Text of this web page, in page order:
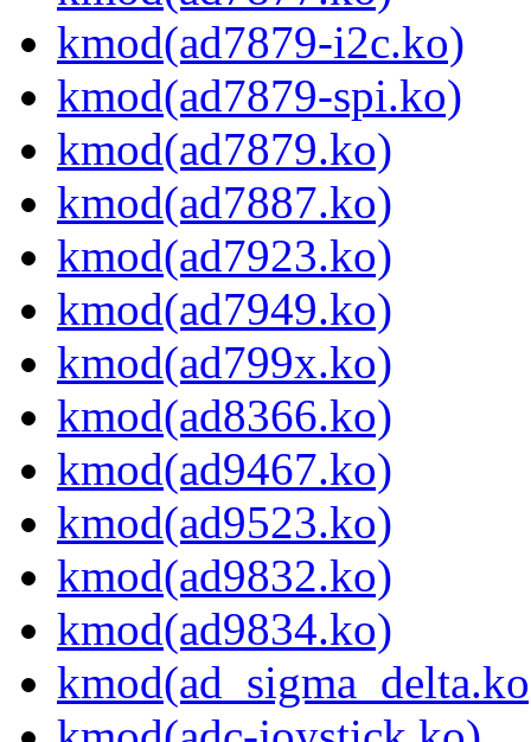
kmod(ad7879-i2c.ko)
kmod(ad7879-spi.ko)
kmod(ad7879.ko)
kmod(ad7887.ko)
kmod(ad7923.ko)
kmod(ad7949.ko)
kmod(ad799x.ko)
kmod(ad8366.ko)
kmod(ad9467.ko)
kmod(ad9523.ko)
kmod(ad9832.ko)
kmod(ad9834.ko)